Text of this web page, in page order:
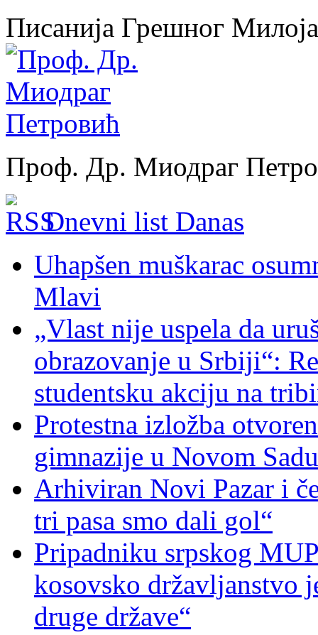
Писанија Грешног Милоја
Проф. Др. Миодраг
Dnevni list Danas
Uhapšen muškarac
Mlavi
„Vlast nije uspela da
obrazovanje u Srbiji“:
studentsku akciju na
Protestna izložba
gimnazije u Novom Sadu
Arhiviran Novi Pazar i
tri pasa smo dali gol“
Pripadniku srpskog
kosovsko državljanstvo
druge države“